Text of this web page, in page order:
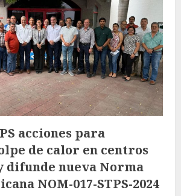
acciones para
de calor en centros
difunde nueva Norma
NOM-017-STPS-2024